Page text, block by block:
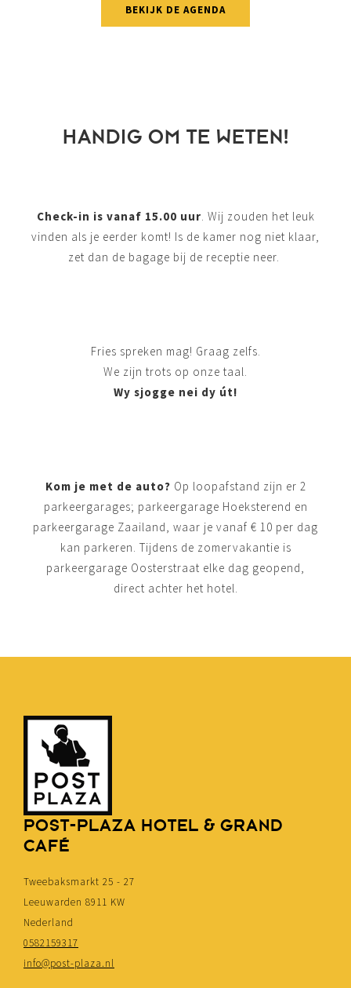
BEKIJK DE AGENDA
HANDIG OM TE WETEN!
Check-in is vanaf 15.00 uur. Wij zouden het leuk
vinden als je eerder komt! Is de kamer nog niet klaar,
zet dan de bagage bij de receptie neer.
Fries spreken mag! Graag zelfs.
We zijn trots op onze taal.
Wy sjogge nei dy út!
Kom je met de auto? Op loopafstand zijn er 2
parkeergarages; parkeergarage Hoeksterend en
parkeergarage Zaailand, waar je vanaf € 10 per dag
kan parkeren. Tijdens de zomervakantie is
parkeergarage Oosterstraat elke dag geopend,
direct achter het hotel.
POST-PLAZA HOTEL & GRAND
CAFÉ
Tweebaksmarkt 25 - 27
Leeuwarden 8911 KW
Nederland
0582159317
info@post-plaza.nl